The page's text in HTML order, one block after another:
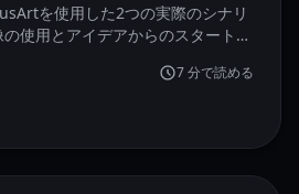
を使用した2つの実際のシナリ
使用とアイデアからのスタート方
ましょう。
7分で読める